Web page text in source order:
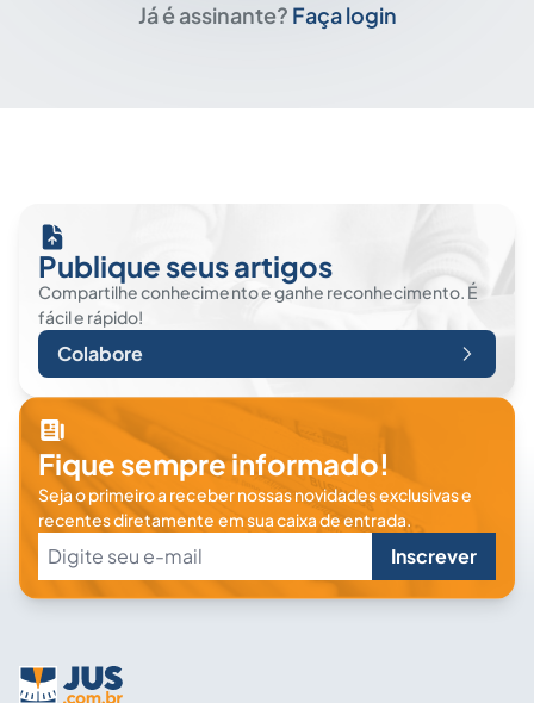
Já é assinante? Faça login
Publique seus artigos
Compartilhe conhecimento e ganhe reconhecimento. É
fácil e rápido!
Colabore
Fique sempre informado!
Seja o primeiro a receber nossas novidades exclusivas e
recentes diretamente em sua caixa de entrada.
Inscrever